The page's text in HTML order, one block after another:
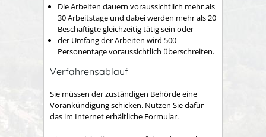
Die Arbeiten dauern voraussichtlich mehr als
30 Arbeitstage und dabei werden mehr als 20
Beschäftigte gleichzeitig tätig sein oder
der Umfang der Arbeiten wird 500
Personentage voraussichtlich überschreiten.
Verfahrensablauf
Sie müssen der zuständigen Behörde eine
Vorankündigung schicken. Nutzen Sie dafür
das im Internet erhältliche Formular.